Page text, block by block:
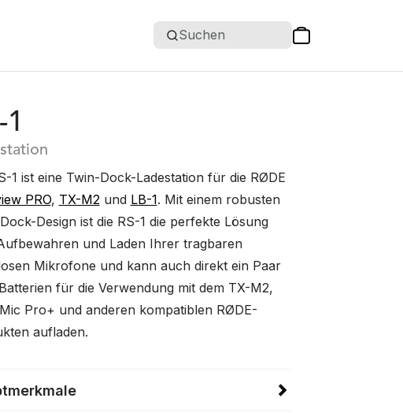
Suchen
1
1 ist eine Twin-Dock-Ladestation für die RØDE
PRO, TX-M2 und LB-1. Mit einem robusten
Design ist die RS-1 die perfekte Lösung
und Laden Ihrer tragbaren
Mikrofone und kann auch direkt ein Paar
für die Verwendung mit dem TX-M2,
Pro+ und anderen kompatiblen RØDE-
aufladen.